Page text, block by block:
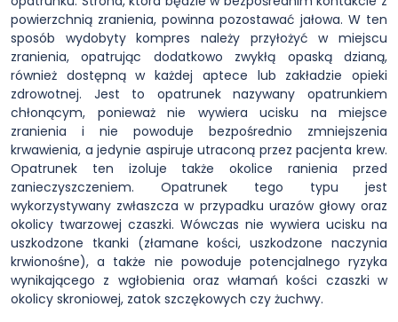
powierzchnią zranienia, powinna pozostawać jałowa. W ten
sposób wydobyty kompres należy przyłożyć w miejscu
zranienia, opatrując dodatkowo zwykłą opaską dzianą,
również dostępną w każdej aptece lub zakładzie opieki
zdrowotnej. Jest to opatrunek nazywany opatrunkiem
chłonącym, ponieważ nie wywiera ucisku na miejsce
zranienia i nie powoduje bezpośrednio zmniejszenia
krwawienia, a jedynie aspiruje utraconą przez pacjenta krew.
Opatrunek ten izoluje także okolice ranienia przed
zanieczyszczeniem. Opatrunek tego typu jest
wykorzystywany zwłaszcza w przypadku urazów głowy oraz
okolicy twarzowej czaszki. Wówczas nie wywiera ucisku na
uszkodzone tkanki (złamane kości, uszkodzone naczynia
krwionośne), a także nie powoduje potencjalnego ryzyka
wynikającego z wgłobienia oraz włamań kości czaszki w
okolicy skroniowej, zatok szczękowych czy żuchwy.